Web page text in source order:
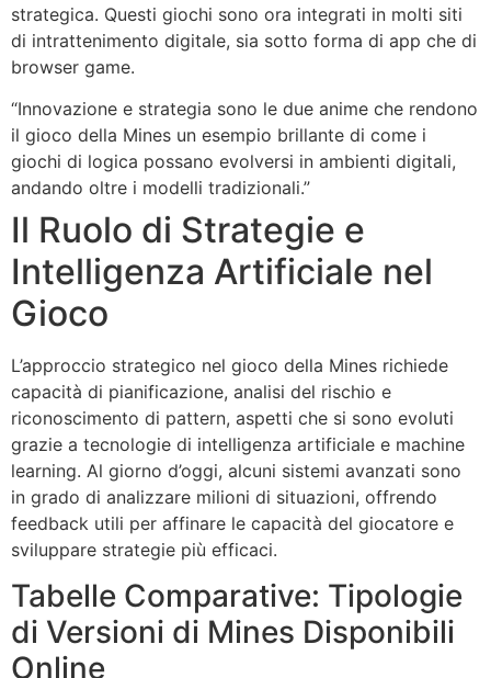
strategica. Questi giochi sono ora integrati in molti siti
di intrattenimento digitale, sia sotto forma di app che di
browser game.
“Innovazione e strategia sono le due anime che rendono
il gioco della Mines un esempio brillante di come i
giochi di logica possano evolversi in ambienti digitali,
andando oltre i modelli tradizionali.”
Il Ruolo di Strategie e
Intelligenza Artificiale nel
Gioco
L’approccio strategico nel gioco della Mines richiede
capacità di pianificazione, analisi del rischio e
riconoscimento di pattern, aspetti che si sono evoluti
grazie a tecnologie di intelligenza artificiale e machine
learning. Al giorno d’oggi, alcuni sistemi avanzati sono
in grado di analizzare milioni di situazioni, offrendo
feedback utili per affinare le capacità del giocatore e
sviluppare strategie più efficaci.
Tabelle Comparative: Tipologie
di Versioni di Mines Disponibili
Online